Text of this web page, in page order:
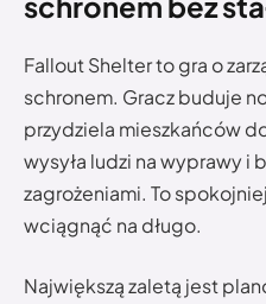
Fallout Shelter to gra o
schronem. Gracz buduje
przydziela mieszkańców
wysyła ludzi na wyprawy i
zagrożeniami. To
wciągnąć na długo.
Największą zaletą jest